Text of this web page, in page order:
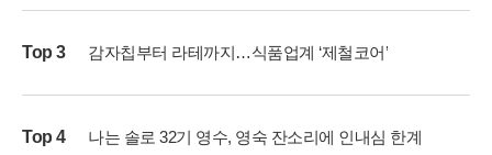
Top 3 감자칩부터 라테까지…식품업계 ‘제철코어’
Top 4 나는 솔로 32기 영수, 영숙 잔소리에 인내심 한계